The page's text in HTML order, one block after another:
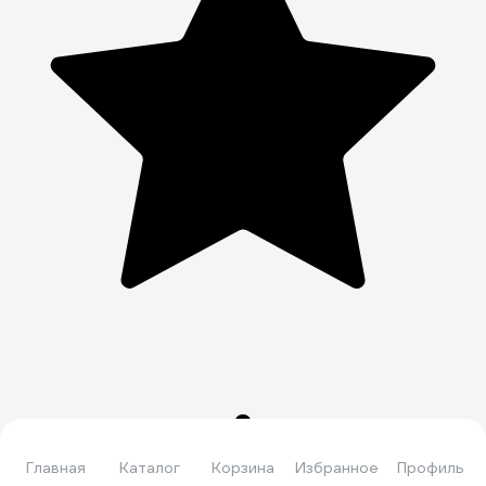
Главная Каталог Корзина Избранное Профиль